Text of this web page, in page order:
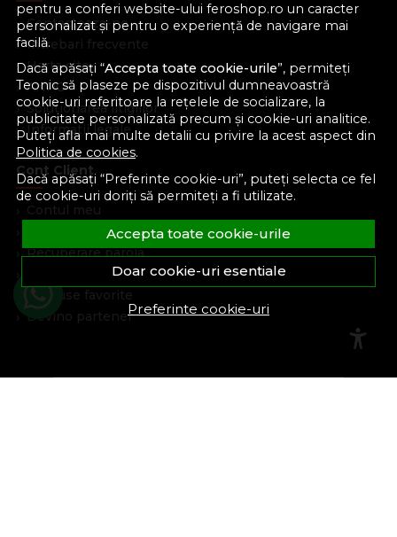
pentru a conferi website-ului feroshop.ro un caracter
personalizat și pentru o experiență de navigare mai
facilă.
Dacă apăsați “Accepta toate cookie-urile”, permiteți
Teonic să plaseze pe dispozitivul dumneavoastră
cookie-uri referitoare la rețelele de socializare, la
publicitate personalizată precum și cookie-uri analitice.
Puteți afla mai multe detalii cu privire la acest aspect din
Politica de cookies.
Dacă apăsați “Preferinte cookie-uri”, puteți selecta ce fel
de cookie-uri doriți să permiteți a fi utilizate.
Accepta toate cookie-urile
Doar cookie-uri esentiale
Preferinte cookie-uri
Contacteaza-ne
Intrebari frecvente
Harta site
ANPC
Solutionarea litigiilor
Informatii legale
Cont Client
Contul meu
Recuperare parola
Istoric comenzi
Produse favorite
Devino partener